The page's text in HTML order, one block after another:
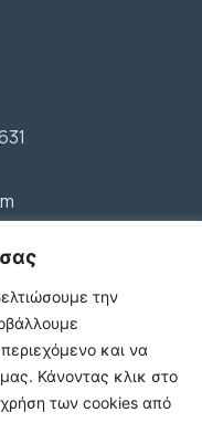
την
και να
Κάνοντας κλικ στο
των cookies από